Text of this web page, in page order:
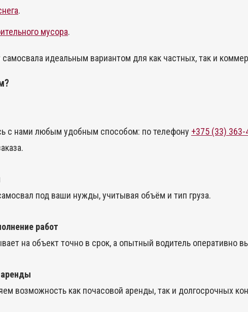
.
мусора.
идеальным вариантом для как частных, так и
с нами любым удобным способом: по телефону +375 (33) 363-
под ваши нужды, учитывая объём и тип груза.
работ
на объект точно в срок, а опытный водитель оперативно
аренды
возможность как почасовой аренды, так и долгосрочных